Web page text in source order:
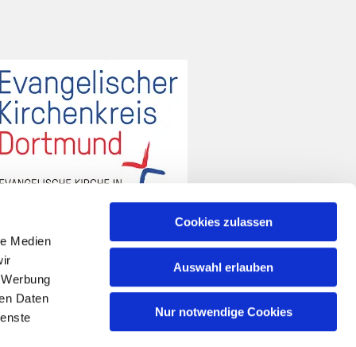
Medien
Daten
Cookies zulassen
Auswahl erlauben
Nur notwendige Cookies